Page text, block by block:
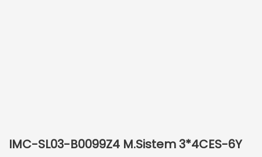
IMC-SL03-B0099Z4 M.Sistem 3*4CES-6Y